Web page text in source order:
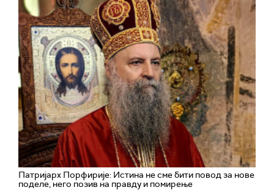
Патријарх Порфирије: Истина не сме бити повод за нове
поделе, него позив на правду и помирење